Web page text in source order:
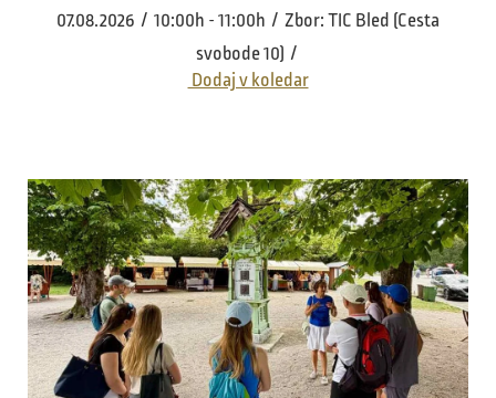
07.08.2026 / 10:00h - 11:00h / Zbor: TIC Bled (Cesta
svobode 10) /
Dodaj v koledar